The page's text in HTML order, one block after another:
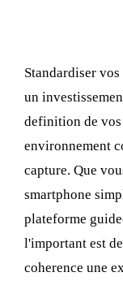
Standardiser
un
definition de vos
environnement
capture. Que
smartphone
plateforme
l'important est
coherence une